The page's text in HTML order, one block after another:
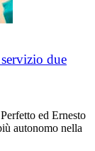
due
ed Ernesto
autonomo nella